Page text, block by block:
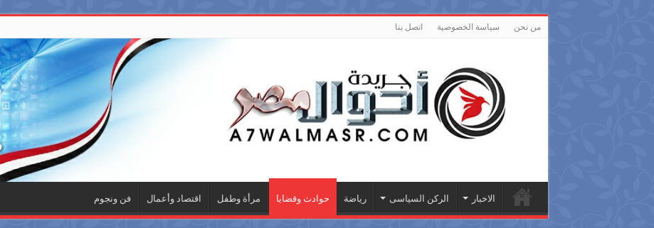
من نحن سياسة الخصوصية اتصل بنا
الاخبار الركن السياسى رياضة حوادث وقضايا مرأة وطفل اقتصاد وأعمال فن ونجوم